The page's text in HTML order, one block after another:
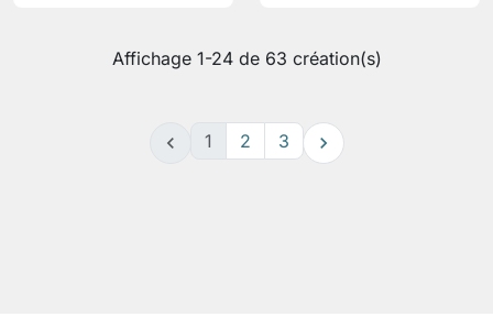
Affichage 1-24 de 63 création(s)
 1 2 3 